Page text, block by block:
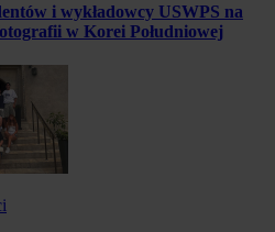
i wykładowcy USWPS na
w Korei Południowej